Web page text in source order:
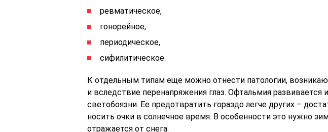
ревматическое,
гонорейное,
периодическое,
сифилитическое.
К отдельным типам еще можно отнести патологии,
и вследствие перенапряжения глаз. Офтальмия развивается
светобоязни. Ее предотвратить гораздо легче других –
носить очки в солнечное время. В особенности это нужно
отражается от снега.